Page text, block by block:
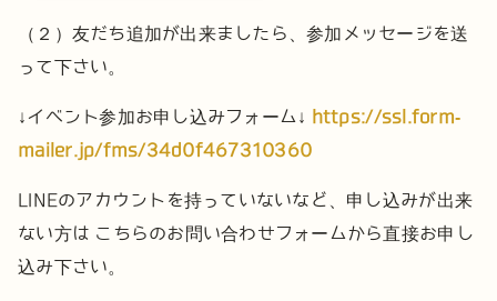
（２）友だち追加が出来ましたら、参加メッセージを送
って下さい。
↓イベント参加お申し込みフォーム↓
https://ssl.form-
mailer.jp/fms/34d0f467310360
LINEのアカウントを持っていないなど、申し込みが出来
ない方は こちらのお問い合わせフォームから直接お申し
込み下さい。